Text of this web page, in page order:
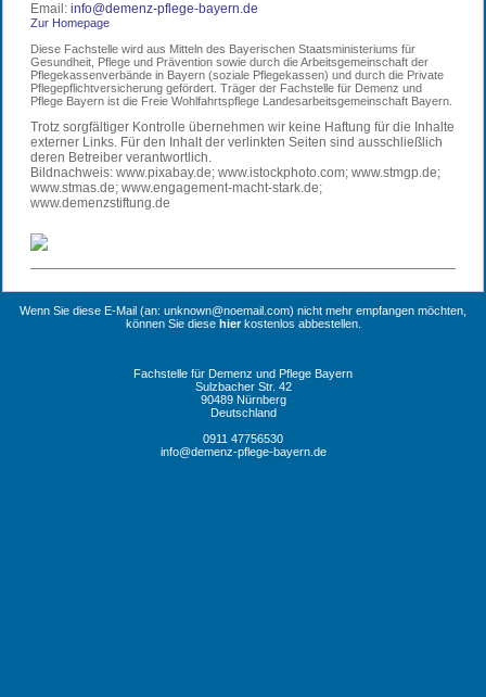
Email: info@demenz-pflege-bayern.de
Zur Homepage
Diese Fachstelle wird aus Mitteln des Bayerischen Staatsministeriums für
Gesundheit, Pflege und Prävention sowie durch die Arbeitsgemeinschaft der
Pflegekassenverbände in Bayern (soziale Pflegekassen) und durch die Private
Pflegepflichtversicherung gefördert. Träger der Fachstelle für Demenz und
Pflege Bayern ist die Freie Wohlfahrtspflege Landesarbeitsgemeinschaft Bayern.
Trotz sorgfältiger Kontrolle übernehmen wir keine Haftung für die Inhalte
externer Links. Für den Inhalt der verlinkten Seiten sind ausschließlich
deren Betreiber verantwortlich.
Bildnachweis: www.pixabay.de; www.istockphoto.com; www.stmgp.de;
www.stmas.de; www.engagement-macht-stark.de;
www.demenzstiftung.de
Wenn Sie diese E-Mail (an: unknown@noemail.com) nicht mehr empfangen möchten,
können Sie diese hierkostenlos abbestellen.
Fachstelle für Demenz und Pflege Bayern
Sulzbacher Str. 42
90489 Nürnberg
Deutschland
0911 47756530
info@demenz-pflege-bayern.de